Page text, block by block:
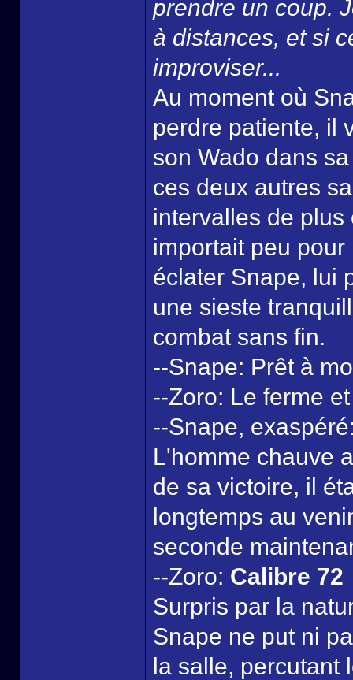
prendre un coup.
à distances, et si
improviser...
Au moment où
perdre patiente, il
son Wado dans
ces deux autres
intervalles de
importait peu
éclater Snape, lui
une sieste
combat sans fin.
--Snape: Prêt à
--Zoro: Le ferme
--Snape,
L'homme chauve
de sa victoire, il
longtemps au
seconde
--Zoro: Calibre 72
Surpris par la
Snape ne put ni
la salle, percutant